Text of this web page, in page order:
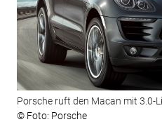
Porsche ruft den Macan mit 3.0-
© Foto: Porsche